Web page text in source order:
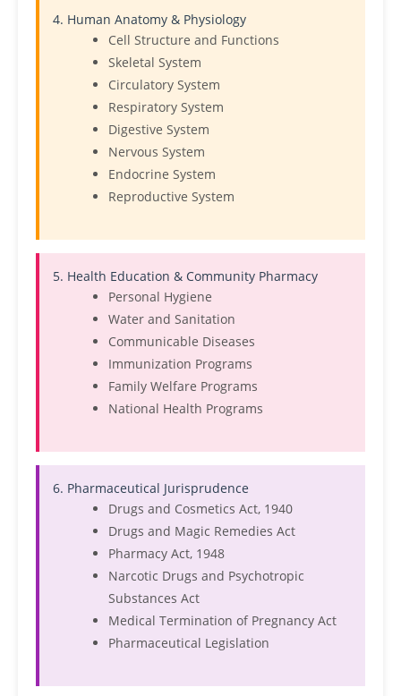
4. Human Anatomy & Physiology
Cell Structure and Functions
Skeletal System
Circulatory System
Respiratory System
Digestive System
Nervous System
Endocrine System
Reproductive System
5. Health Education & Community Pharmacy
Personal Hygiene
Water and Sanitation
Communicable Diseases
Immunization Programs
Family Welfare Programs
National Health Programs
6. Pharmaceutical Jurisprudence
Drugs and Cosmetics Act, 1940
Drugs and Magic Remedies Act
Pharmacy Act, 1948
Narcotic Drugs and Psychotropic
Substances Act
Medical Termination of Pregnancy Act
Pharmaceutical Legislation